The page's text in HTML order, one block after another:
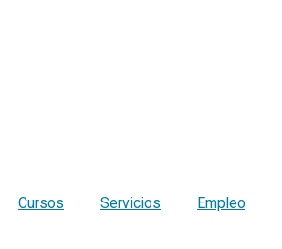
Cursos Servicios Empleo